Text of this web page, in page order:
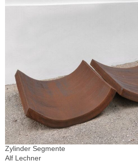
Zylinder Segmente
Alf Lechner